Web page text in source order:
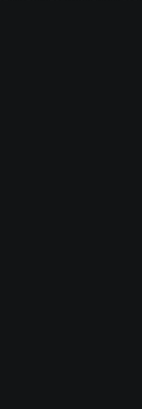
объектного пула для
транспортной империи.